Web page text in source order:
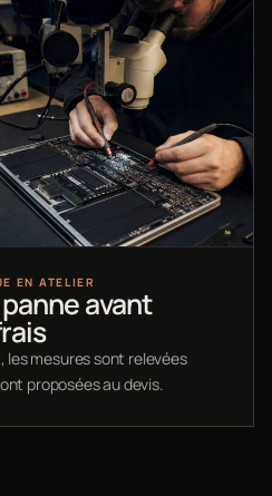
EN ATELIER
avant
mesures sont relevées
proposées au devis.